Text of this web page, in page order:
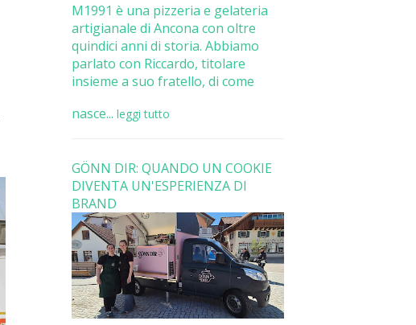
M1991 è una pizzeria e gelateria
artigianale di Ancona con oltre
quindici anni di storia. Abbiamo
parlato con Riccardo, titolare
insieme a suo fratello, di come
nasce... leggi tutto
GÖNN DIR: QUANDO UN COOKIE
DIVENTA UN'ESPERIENZA DI
BRAND